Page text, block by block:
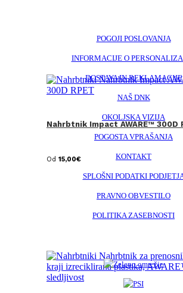
Nahrbtnik Impact AWARE™ 300D
Od 15,00€
POGOJI POSLOVANJA
INFORMACIJE O
DOSTAVA IN REKLAMACIJE
NAŠ DNK
OKOLJSKA VIZIJA
POGOSTA VPRAŠANJA
KONTAKT
SPLOŠNI PODATKI
PRAVNO OBVESTILO
POLITIKA ZASEBNOSTI